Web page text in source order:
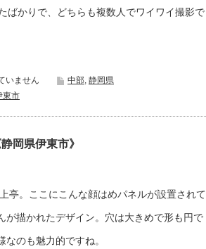
ばかりで、どちらも複数人でワイワイ撮影で
いません 中部, 静岡県
東市
岡県伊東市》
亭。ここにこんな顔はめパネルが設置されて
が描かれたデザイン。穴は大きめで形も円で
のも魅力的ですね。